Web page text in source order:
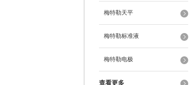
梅特勒天平
梅特勒标准液
梅特勒电极
查看更多